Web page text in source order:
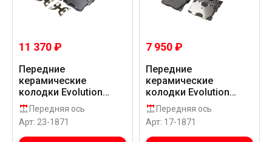
11 370 ₽
Передние
керамические
колодки Evolution
Sport Z23 для
Mercedes-Benz AMG E
43 W213
Передняя ось
Арт: 23-1871
7 950 ₽
Передние
керамические
колодки Evolution
PLUS Z17 для
Mercedes-Benz AMG E
53 EQ BOOST W213
Передняя ось
Арт: 17-1871